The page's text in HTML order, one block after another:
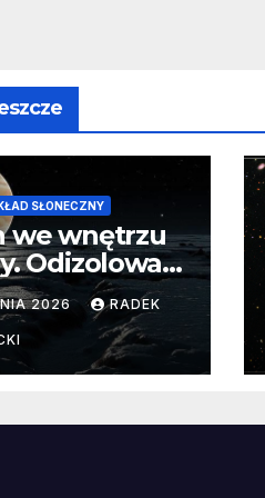
SŁONECZNY
we wnętrzu
Odizolowani
2026 RADEK